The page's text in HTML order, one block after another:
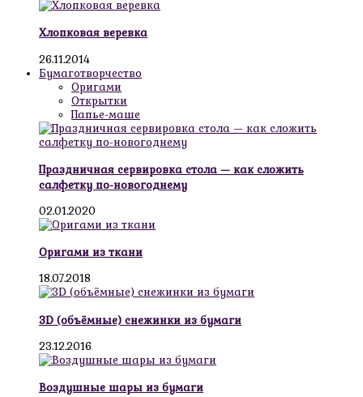
Хлопковая веревка
26.11.2014
Бумаготворчество
Оригами
Открытки
Папье-маше
Праздничная сервировка стола — как сложить
салфетку по-новогоднему
02.01.2020
Оригами из ткани
18.07.2018
3D (объёмные) снежинки из бумаги
23.12.2016
Воздушные шары из бумаги